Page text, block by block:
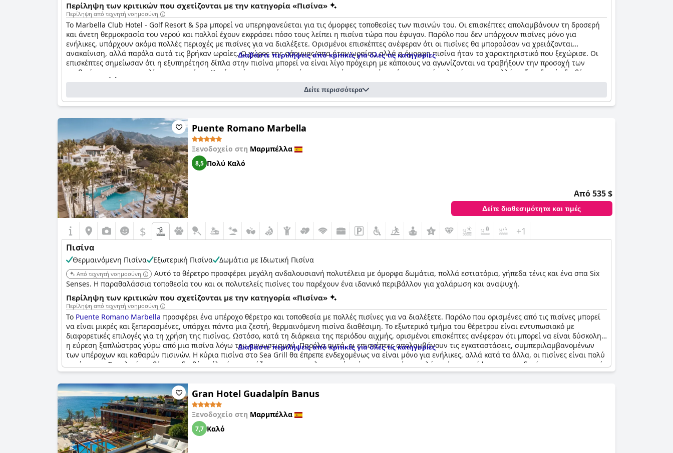
Περίληψη των κριτικών που σχετίζονται με την κατηγορία «Πισίνα»
Περίληψη από τεχνητή νοημοσύνη
Το Marbella Club Hotel - Golf Resort & Spa μπορεί να υπερηφανεύεται για τις όμορφες τοποθεσίες των πισινών του. Οι επισκέπτες απολαμβάνουν τη δροσερή
και άνετη θερμοκρασία του νερού και πολλοί έχουν εκφράσει πόσο τους λείπει η πισίνα τώρα που έφυγαν. Παρόλο που δεν υπάρχουν πισίνες μόνο για
ενήλικες, υπάρχουν ακόμα πολλές περιοχές με πισίνες για να διαλέξετε. Ορισμένοι επισκέπτες ανέφεραν ότι οι πισίνες θα μπορούσαν να χρειάζονται
ανακαίνιση, αλλά παρόλα αυτά τις βρήκαν ωραίες. Ο χώρος της σάουνας/σπα ήταν ωραίος, αλλά η όμορφη πισίνα ήταν το χαρακτηριστικό που ξεχώρισε. Οι
επισκέπτες σημείωσαν ότι η εξυπηρέτηση δίπλα στην πισίνα μπορεί να είναι λίγο πρόχειρη με κάποιους να αγωνίζονται να τραβήξουν την προσοχή των
σερβιτόρων για παραγγελίες και πετσέτες. Κατά τις ώρες αιχμής, ο χώρος της πισίνας μπορεί να είναι αρκετά πολυσύχναστος, αλλά το ξενοδοχείο διαθέτει
επίσης πολλούς κήπους για να αποδράσετε. Παρά τις λίγες κριτικές, οι πολλαπλές πισίνες του ξενοδοχείου και ο όμορφος χώρος της πισίνας παραμένουν ένα
Διαβάστε περιλήψεις από κριτικές για όλες τις κατηγορίες
Ερωτηματολόγιο
Αριθμός πισίνων 2
Πληροφορίες για την πισίνα 1
Ονομασία της πισίνας: Beach Club Pool
Τοποθεσία της πισίνας: Εξωτερική πισίνα
Δείτε περισσότερα
Puente Romano Marbella
Ξενοδοχείο στη Μαρμπέλλα
8,5 Πολύ Καλό
Από 535 $
Δείτε διαθεσιμότητα και τιμές
$ +1
Πισίνα
Θερμαινόμενη Πισίνα Εξωτερική Πισίνα Δωμάτια με Ιδιωτική Πισίνα
Από τεχνητή νοημοσύνη
Αυτό το θέρετρο προσφέρει μεγάλη ανδαλουσιανή πολυτέλεια με όμορφα δωμάτια, πολλά εστιατόρια, γήπεδα τένις και ένα σπα Six
Senses. Η παραθαλάσσια τοποθεσία του και οι πολυτελείς πισίνες του παρέχουν ένα ιδανικό περιβάλλον για χαλάρωση και αναψυχή.
Περίληψη των κριτικών που σχετίζονται με την κατηγορία «Πισίνα»
Περίληψη από τεχνητή νοημοσύνη
Το Puente Romano Marbella προσφέρει ένα υπέροχο θέρετρο και τοποθεσία με πολλές πισίνες για να διαλέξετε. Παρόλο που ορισμένες από τις πισίνες μπορεί
να είναι μικρές και ξεπερασμένες, υπάρχει πάντα μια ζεστή, θερμαινόμενη πισίνα διαθέσιμη. Το εξωτερικό τμήμα του θέρετρου είναι εντυπωσιακό με
διαφορετικές επιλογές για τη χρήση της πισίνας. Ωστόσο, κατά τη διάρκεια της περιόδου αιχμής, ορισμένοι επισκέπτες ανέφεραν ότι μπορεί να είναι δύσκολη
η εύρεση ξαπλώστρας γύρω από μια πισίνα λόγω του συνωστισμού. Παρόλα αυτά, οι επισκέπτες απολαμβάνουν τις εγκαταστάσεις, συμπεριλαμβανομένων
των υπέροχων και καθαρών πισινών. Η κύρια πισίνα στο Sea Grill θα έπρεπε ενδεχομένως να είναι μόνο για ενήλικες, αλλά κατά τα άλλα, οι πισίνες είναι πολύ
ευχάριστες. Συνολικά, το θέρετρο διαθέτει όλα όσα χρειάζεστε για μια χαλαρωτική ημέρα στην πισίνα, απλά να έχετε υπόψη σας το ενδεχόμενο συνωστισμού.
Διαβάστε περιλήψεις από κριτικές για όλες τις κατηγορίες
Gran Hotel Guadalpín Banus
Ξενοδοχείο στη Μαρμπέλλα
7,7 Καλό